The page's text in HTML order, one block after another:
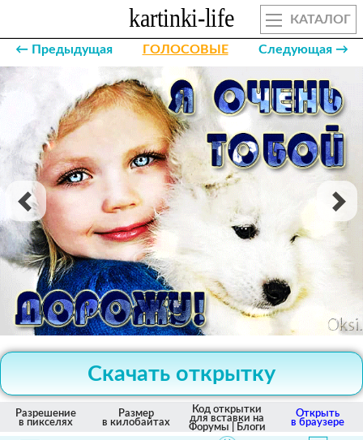
КАТАЛОГ
← Предыдущая ГОЛОСОВЫЕ Следующая →
Скачать открытку
Разрешение
в пикселях
Размер
в килобайтах
Код открытки
для вставки на
Форумы | Блоги
Открыть
в браузере